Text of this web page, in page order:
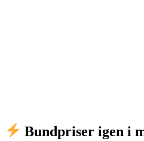
Bundpriser igen i